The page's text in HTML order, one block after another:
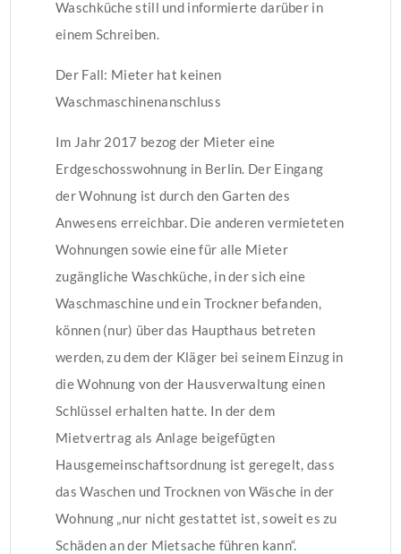
Waschküche still und informierte darüber in
einem Schreiben.
Der Fall: Mieter hat keinen
Waschmaschinenanschluss
Im Jahr 2017 bezog der Mieter eine
Erdgeschosswohnung in Berlin. Der Eingang
der Wohnung ist durch den Garten des
Anwesens erreichbar. Die anderen vermieteten
Wohnungen sowie eine für alle Mieter
zugängliche Waschküche, in der sich eine
Waschmaschine und ein Trockner befanden,
können (nur) über das Haupthaus betreten
werden, zu dem der Kläger bei seinem Einzug in
die Wohnung von der Hausverwaltung einen
Schlüssel erhalten hatte. In der dem
Mietvertrag als Anlage beigefügten
Hausgemeinschaftsordnung ist geregelt, dass
das Waschen und Trocknen von Wäsche in der
Wohnung „nur nicht gestattet ist, soweit es zu
Schäden an der Mietsache führen kann“.